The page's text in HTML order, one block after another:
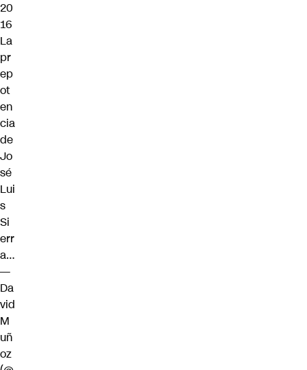
20
16
La
pr
ep
ot
en
cia
de
Jo
sé
Lui
s
Si
err
a…
—
Da
vid
M
uñ
oz